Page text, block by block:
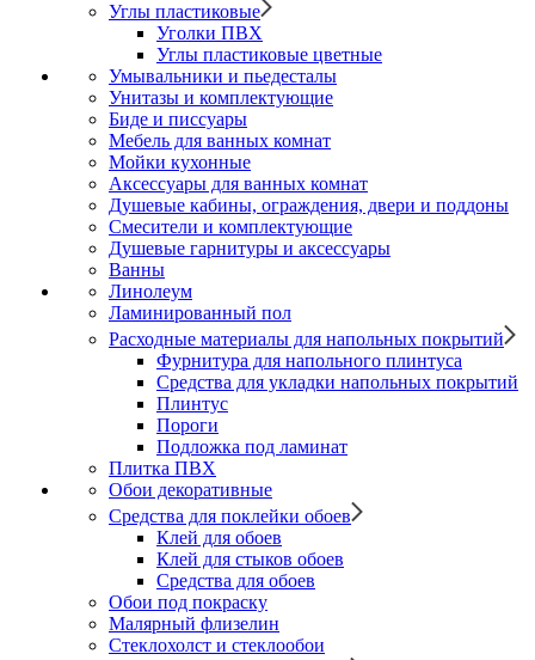
Углы пластиковые
Уголки ПВХ
Углы пластиковые цветные
Умывальники и пьедесталы
Унитазы и комплектующие
Биде и писсуары
Мебель для ванных комнат
Мойки кухонные
Аксессуары для ванных комнат
Душевые кабины, ограждения, двери и поддоны
Смесители и комплектующие
Душевые гарнитуры и аксессуары
Ванны
Линолеум
Ламинированный пол
Расходные материалы для напольных покрытий
Фурнитура для напольного плинтуса
Средства для укладки напольных покрытий
Плинтус
Пороги
Подложка под ламинат
Плитка ПВХ
Обои декоративные
Средства для поклейки обоев
Клей для обоев
Клей для стыков обоев
Средства для обоев
Обои под покраску
Малярный флизелин
Стеклохолст и стеклообои